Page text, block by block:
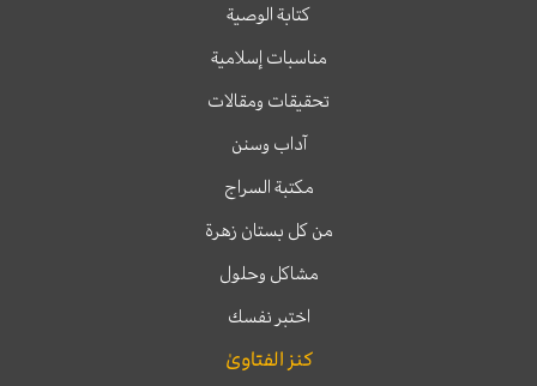
كتابة الوصية
مناسبات إسلامية
تحقيقات ومقالات
آداب وسنن
مكتبة السراج
من كل بستان زهرة
مشاكل وحلول
اختبر نفسك
كنز الفتاوىٰ